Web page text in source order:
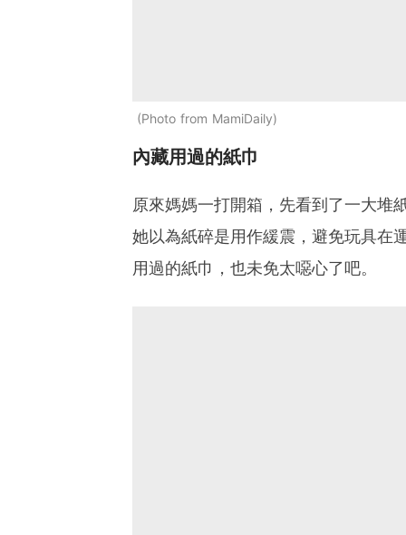
Photo from MamiDaily
內藏用過的紙巾
原來媽媽一打開箱，先看到了一大堆
她以為紙碎是用作緩震，避免玩具在
用過的紙巾，也未免太噁心了吧。